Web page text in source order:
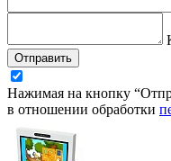
Отправить
Нажимая на кнопку
в отношении обработки